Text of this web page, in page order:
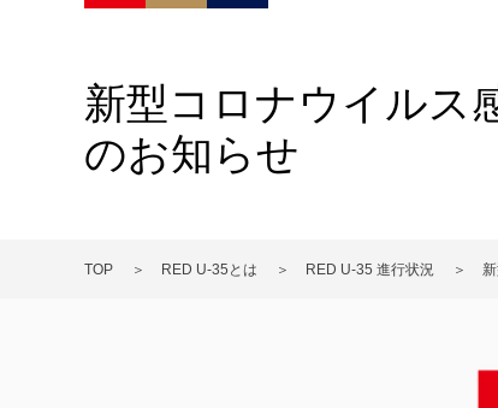
新型コロナウイルス
のお知らせ
TOP RED U-35とは RED U-35 進行状況